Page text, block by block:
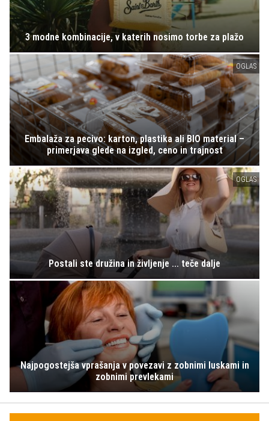
3 modne kombinacije, v katerih nosimo torbe za plažo
OGLAS
Embalaža za pecivo: karton, plastika ali BIO material –
primerjava glede na izgled, ceno in trajnost
OGLAS
Postali ste družina in življenje ... teče dalje
Najpogostejša vprašanja v povezavi z zobnimi luskami in
zobnimi prevlekami